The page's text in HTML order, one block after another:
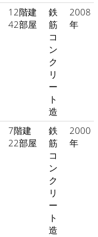
12階建
42部屋
鉄
筋
コ
ン
ク
リ
ー
ト
造
2008
年
7階建
22部屋
鉄
筋
コ
ン
ク
リ
ー
ト
造
2000
年